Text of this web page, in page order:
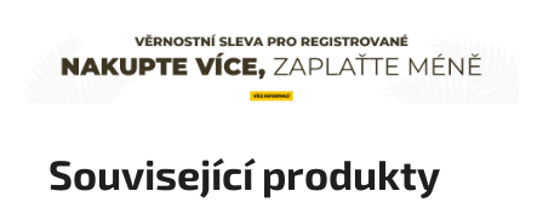
Související produkty